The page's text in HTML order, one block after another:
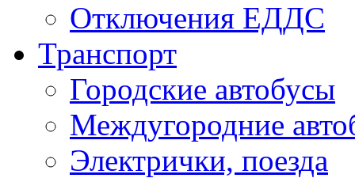
Отключения ЕДДС
Транспорт
Городские автобусы
Междугородние
Электрички, поезда